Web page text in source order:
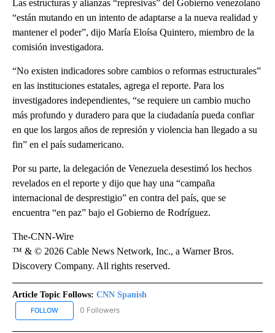
Las estructuras y alianzas “represivas” del Gobierno venezolano
“están mutando en un intento de adaptarse a la nueva realidad y
mantener el poder”, dijo María Eloísa Quintero, miembro de la
comisión investigadora.
“No existen indicadores sobre cambios o reformas estructurales”
en las instituciones estatales, agrega el reporte. Para los
investigadores independientes, “se requiere un cambio mucho
más profundo y duradero para que la ciudadanía pueda confiar
en que los largos años de represión y violencia han llegado a su
fin” en el país sudamericano.
Por su parte, la delegación de Venezuela desestimó los hechos
revelados en el reporte y dijo que hay una “campaña
internacional de desprestigio” en contra del país, que se
encuentra “en paz” bajo el Gobierno de Rodríguez.
The-CNN-Wire
™ & © 2026 Cable News Network, Inc., a Warner Bros.
Discovery Company. All rights reserved.
Article Topic Follows: CNN Spanish
FOLLOW FOLLOW "CNN SPANISH" TO RECEIVE NOTIFICATIONS ABOUT
0 Followers